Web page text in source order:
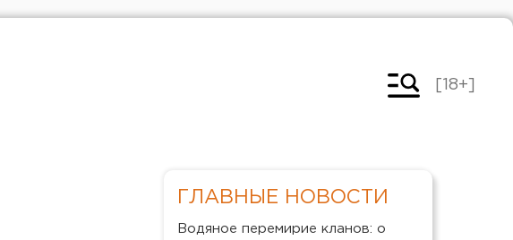
[18+]
ГЛАВНЫЕ НОВОСТИ
Водяное перемирие кланов: о